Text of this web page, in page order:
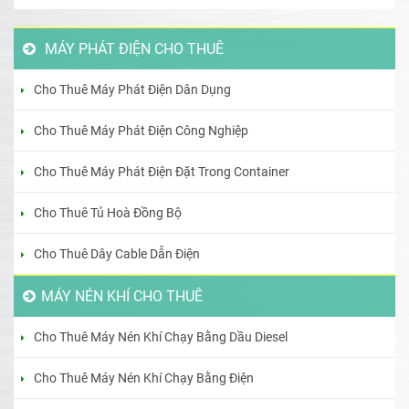
MÁY PHÁT ĐIỆN CHO THUÊ
Cho Thuê Máy Phát Điện Dân Dụng
Cho Thuê Máy Phát Điện Công Nghiệp
Cho Thuê Máy Phát Điện Đặt Trong Container
Cho Thuê Tủ Hoà Đồng Bộ
Cho Thuê Dây Cable Dẫn Điện
MÁY NÉN KHÍ CHO THUÊ
Cho Thuê Máy Nén Khí Chạy Bằng Dầu Diesel
Cho Thuê Máy Nén Khí Chạy Bằng Điện